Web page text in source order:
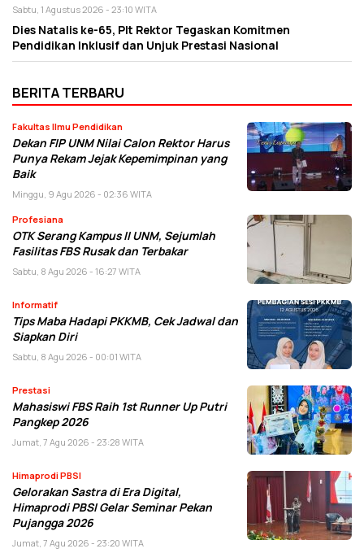
Sabtu, 1 Agustus 2026 - 23:10 WITA
Dies Natalis ke-65, Plt Rektor Tegaskan Komitmen
Pendidikan Inklusif dan Unjuk Prestasi Nasional
BERITA TERBARU
Fakultas Ilmu Pendidikan
Dekan FIP UNM Nilai Calon Rektor Harus
Punya Rekam Jejak Kepemimpinan yang
Baik
Minggu, 9 Agu 2026 - 02:36 WITA
Profesiana
OTK Serang Kampus II UNM, Sejumlah
Fasilitas FBS Rusak dan Terbakar
Sabtu, 8 Agu 2026 - 16:27 WITA
Informatif
Tips Maba Hadapi PKKMB, Cek Jadwal dan
Siapkan Diri
Sabtu, 8 Agu 2026 - 00:01 WITA
Prestasi
Mahasiswi FBS Raih 1st Runner Up Putri
Pangkep 2026
Jumat, 7 Agu 2026 - 23:28 WITA
Himaprodi PBSI
Gelorakan Sastra di Era Digital,
Himaprodi PBSI Gelar Seminar Pekan
Pujangga 2026
Jumat, 7 Agu 2026 - 23:20 WITA